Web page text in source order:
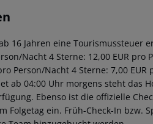
16 Jahren eine Tourismussteuer
Nacht 4 Sterne: 12,00 EUR
Person/Nacht 4 Sterne: 7,00
ab 04:00 Uhr morgens steht das
Ebenso ist die offizielle
Folgetag ein. Früh-Check-In bzw.